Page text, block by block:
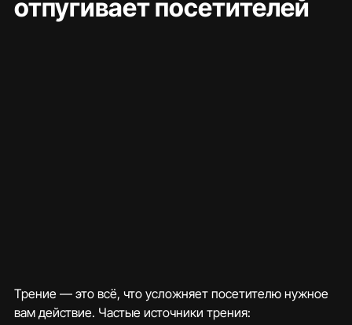
отпугивает посетителей
Трение — это всё, что усложняет посетителю нужное
вам действие. Частые источники трения: